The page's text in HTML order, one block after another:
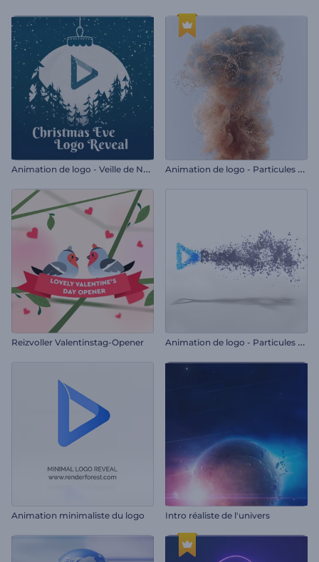
A
nimation de logo - Veille de Noël A
nimation de logo - Particules scintillantes
Reizvoller Valentinstag-Opener A
nimation de logo - Particules simples
Animation minimaliste du logo Intro réaliste de l'univers